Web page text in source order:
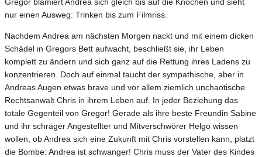
nur einen Ausweg: Trinken bis zum Filmriss.
Nachdem Andrea am nächsten Morgen nackt und mit einem dicken
Schädel in Gregors Bett aufwacht, beschließt sie, ihr Leben
komplett zu ändern und sich ganz auf die Rettung ihres Ladens zu
konzentrieren. Doch auf einmal taucht der sympathische, aber in
Andreas Augen etwas brave und vor allem ziemlich unchaotische
Rechtsanwalt Chris in ihrem Leben auf. In jeder Beziehung das
totale Gegenteil von Gregor! Gerade als ihre beste Freundin Sabine
und ihr schräger Angestellter und Mitverschwörer Helgo wissen
wollen, ob Andrea sich eine Zukunft mit Chris vorstellen kann, platzt
die Bombe: Andrea ist schwanger! Chris muss der Vater des Kindes